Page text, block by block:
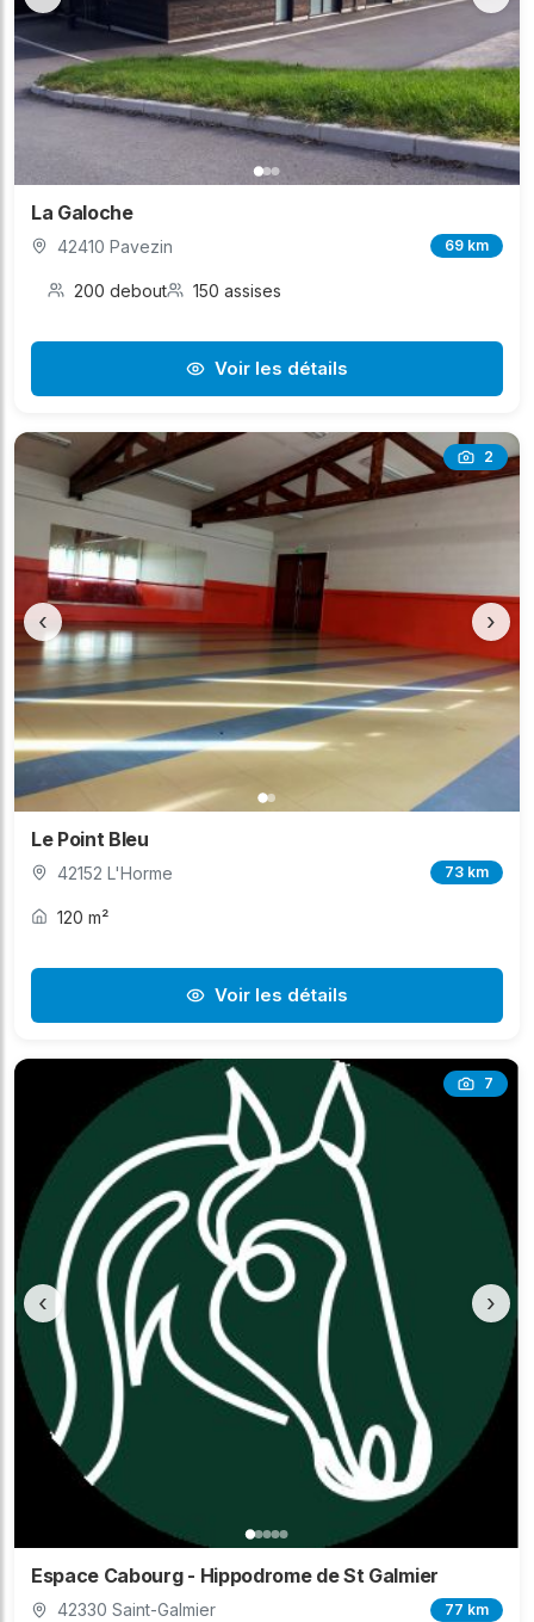
La Galoche
42410 Pavezin 69 km
200 debout 150 assises
Voir les détails
2
‹ ›
Le Point Bleu
42152 L'Horme 73 km
120 m²
Voir les détails
7
‹ ›
Espace Cabourg - Hippodrome de St Galmier
42330 Saint-Galmier 77 km